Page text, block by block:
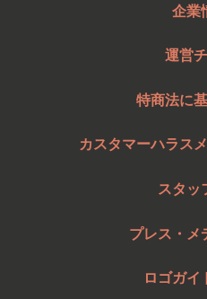
企業
運営
特商法に
カスタマーハラス
スタッ
プレス・メ
ロゴガイ